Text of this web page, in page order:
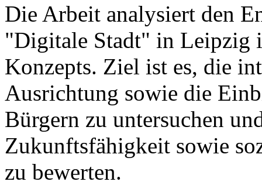
Die Arbeit analysiert den
"Digitale Stadt" in Leipzig
Konzepts. Ziel ist es, die
Ausrichtung sowie die
Bürgern zu untersuchen
Zukunftsfähigkeit sowie
zu bewerten.